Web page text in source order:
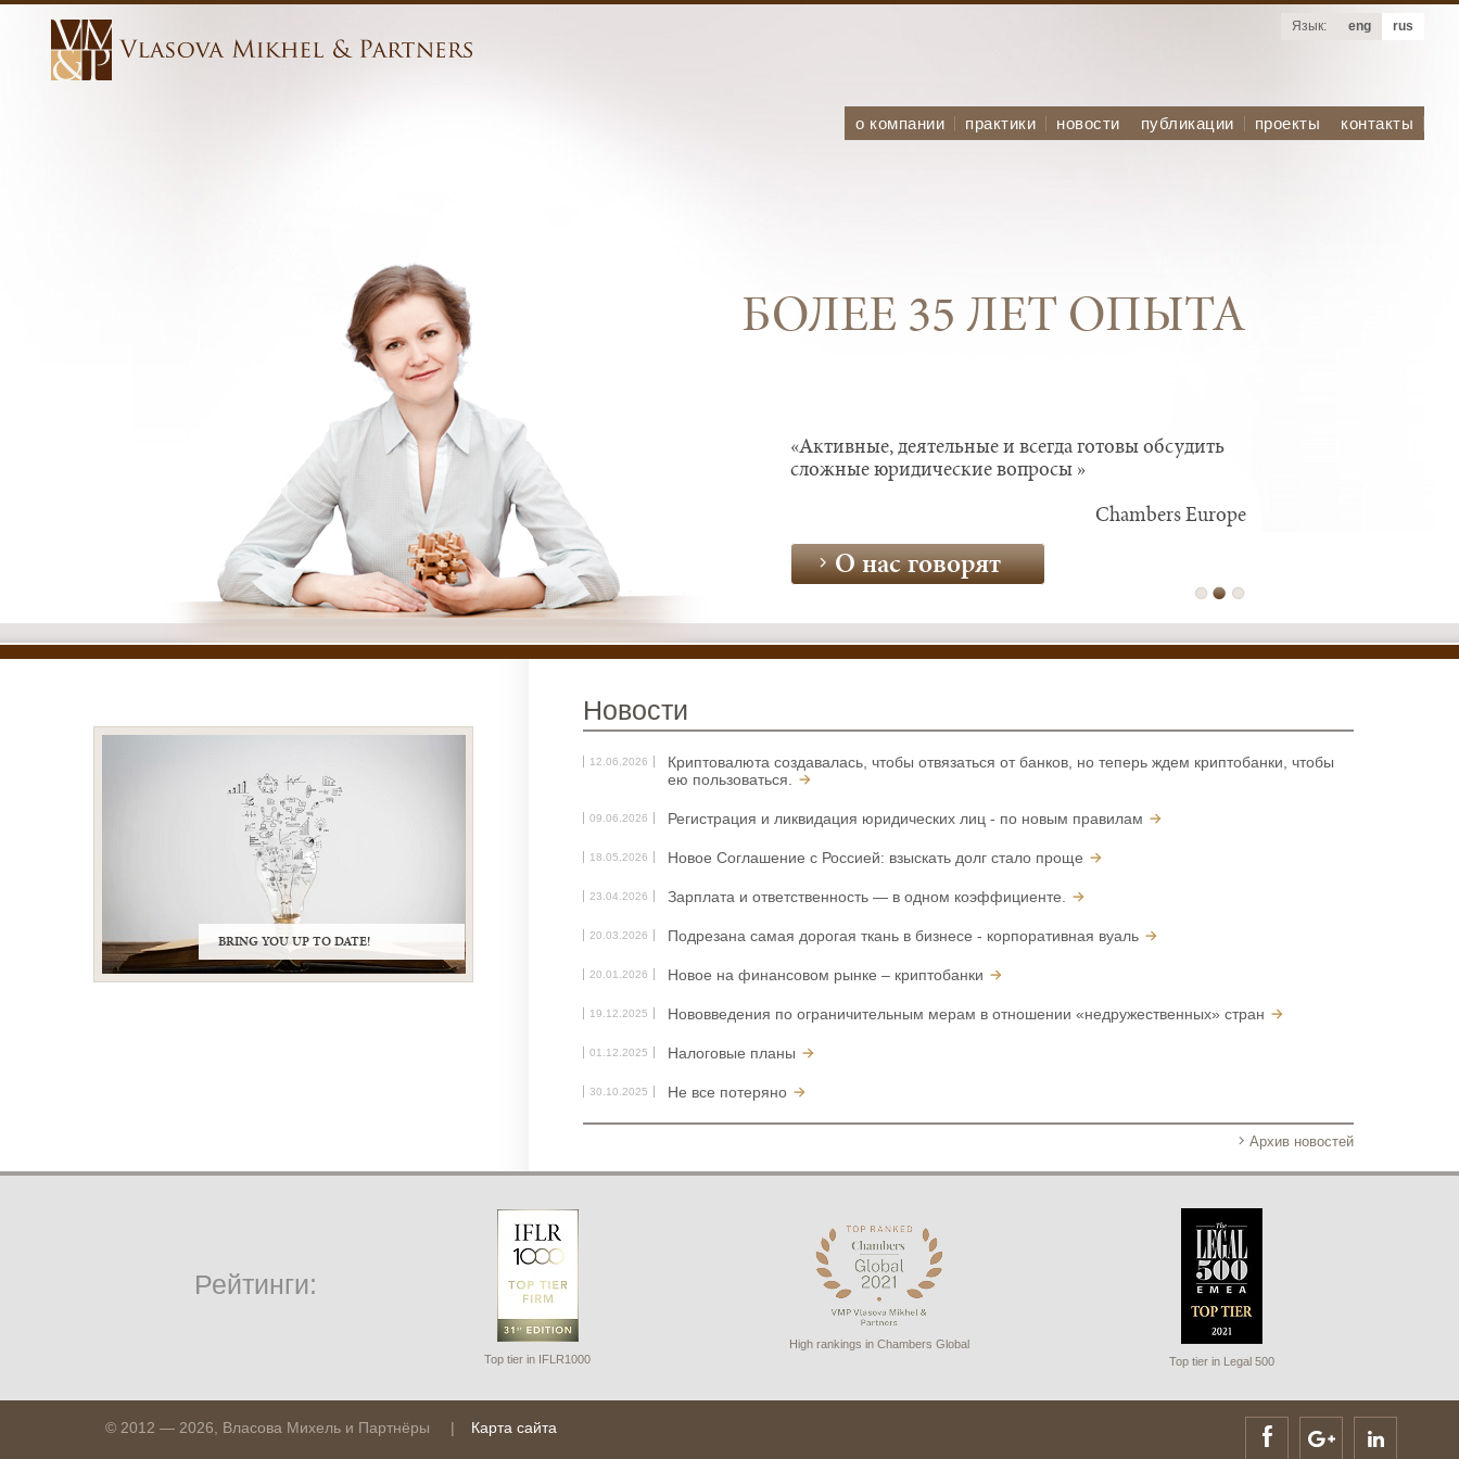
Язык: eng rus
о компании практики новости публикации проекты контакты
БОЛЕЕ 35 ЛЕТ ОПЫТА
«Несомненный лидер на белорусском рынке,
предоставляющий полный спектр юридических
LEGAL 500 EMEA
О нас говорят
«Активные, деятельные и всегда готовы обсудить
сложные юридические вопросы »
Chambers Europe
О нас говорят
«Лидирующая фирма Беларуси в сфере
корпоративного и финансового права»
IFLR 1000
О нас говорят
Новости
12.06.2026
Криптовалюта создавалась, чтобы отвязаться от банков, но теперь ждем криптобанки, чтобы
ею пользоваться.
09.06.2026 Регистрация и ликвидация юридических лиц - по новым правилам
18.05.2026 Новое Соглашение с Россией: взыскать долг стало проще
23.04.2026 Зарплата и ответственность — в одном коэффициенте.
20.03.2026 Подрезана самая дорогая ткань в бизнесе - корпоративная вуаль
20.01.2026 Новое на финансовом рынке – криптобанки
19.12.2025 Нововведения по ограничительным мерам в отношении «недружественных» стран
01.12.2025 Налоговые планы
30.10.2025 Не все потеряно
Архив новостей
BRING YOU UP TO DATE!
Рейтинги:
Top tier in IFLR1000
High rankings in Chambers Global
Top tier in Legal 500
© 2012 — 2026, Власова Михель и Партнёры | Карта сайта